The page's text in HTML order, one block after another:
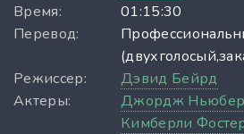
Время:
01:15:30
Перевод:
Режиссер:
Дэвид Бейрд
Актеры:
Джордж
Кимберли